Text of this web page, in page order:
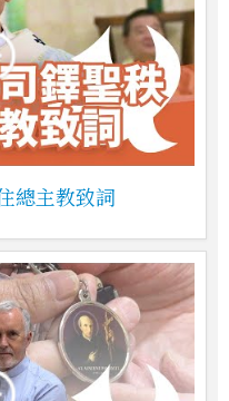
總主教致詞